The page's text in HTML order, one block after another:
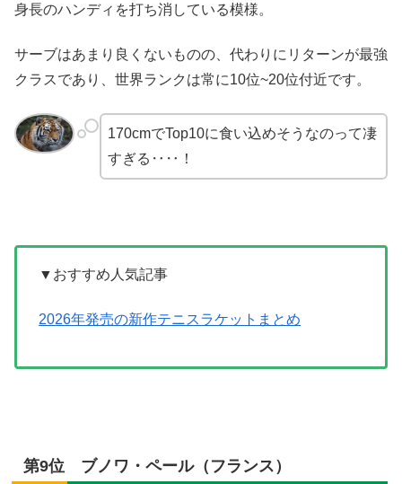
身長のハンディを打ち消している模様。
サーブはあまり良くないものの、代わりにリターンが最強
クラスであり、世界ランクは常に10位~20位付近です。
170cmでTop10に食い込めそうなのって凄
すぎる‥‥！
▼おすすめ人気記事
2026年発売の新作テニスラケットまとめ
第9位 ブノワ・ペール（フランス）